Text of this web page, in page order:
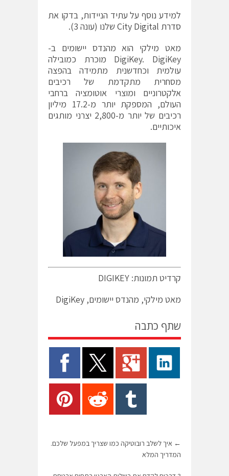
למידע נוסף על עתיד הניידות, בדקו את
סדרת City Digital‏
שלנו (עונה 3).
מאט מילקי הוא מהנדס יישומים ב-
DigiKey. DigiKey מוכרת כמובילה
עולמית וכחדשנית מתמידה בהפצה
מסחרית מתקדמת של רכיבים
אלקטרוניים ומוצרי אוטומציה ברחבי
העולם, המספקת יותר מ-17.2 מיליון
רכיבים של יותר מ-2,800 יצרני מותגים
איכותיים.
קרדיט תמונות: DIGIKEY
מאט מילקי, מהנדס יישומים, DigiKey
שתף כתבה
← איך לשלב רובוטיקה כמו שצריך במפעל שלכם.
המדריך המלא